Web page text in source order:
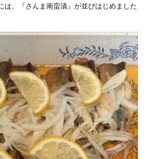
は、『さんま南蛮漬』が並びはじめました